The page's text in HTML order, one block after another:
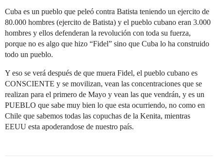
Cuba es un pueblo que peleó contra Batista teniendo un ejercito de
80.000 hombres (ejercito de Batista) y el pueblo cubano eran 3.000
hombres y ellos defenderan la revolución con toda su fuerza,
porque no es algo que hizo “Fidel” sino que Cuba lo ha construido
todo un pueblo.
Y eso se verá después de que muera Fidel, el pueblo cubano es
CONSCIENTE y se movilizan, vean las concentraciones que se
realizan para el primero de Mayo y vean las que vendrán, y es un
PUEBLO que sabe muy bien lo que esta ocurriendo, no como en
Chile que sabemos todas las copuchas de la Kenita, mientras
EEUU esta apoderandose de nuestro país.